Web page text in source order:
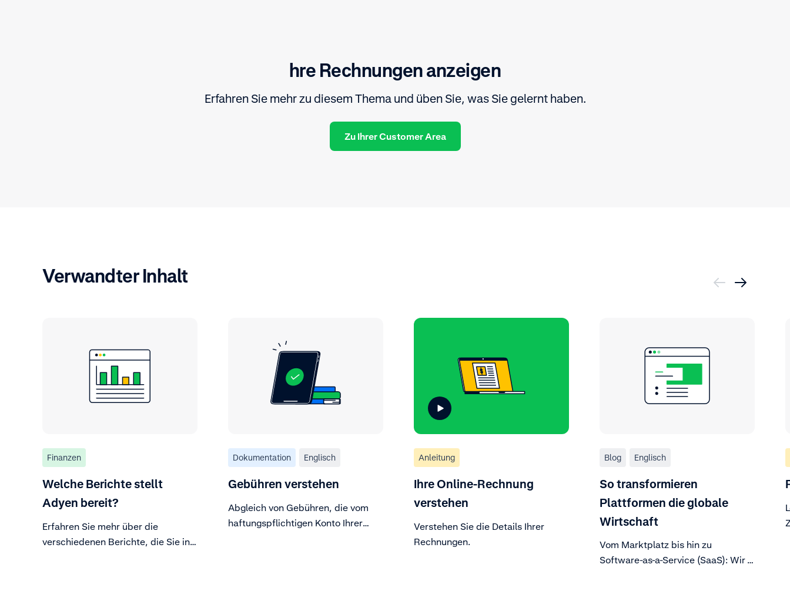
hre Rechnungen anzeigen
Erfahren Sie mehr zu diesem Thema und üben Sie, was Sie gelernt haben.
Zu Ihrer Customer Area
Verwandter Inhalt
Finanzen
Welche Berichte stellt
Adyen bereit?
Erfahren Sie mehr über die
verschiedenen Berichte, die Sie in
Dokumentation Englisch
Gebühren verstehen
Abgleich von Gebühren, die vom
haftungspflichtigen Konto Ihrer
Anleitung
Ihre Online-Rechnung
verstehen
Verstehen Sie die Details Ihrer
Rechnungen.
Blog Englisch
So transformieren
Plattformen die globale
Wirtschaft
Vom Marktplatz bis hin zu
Software-as-a-Service (SaaS): Wir